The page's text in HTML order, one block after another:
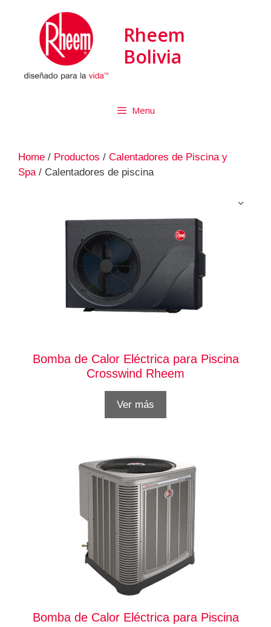
Rheem
Bolivia
Menu
Home / Productos / Calentadores de Piscina y
Spa/ Calentadores de piscina
Bomba de Calor Eléctrica para Piscina
Crosswind Rheem
Ver más
Bomba de Calor Eléctrica para Piscina